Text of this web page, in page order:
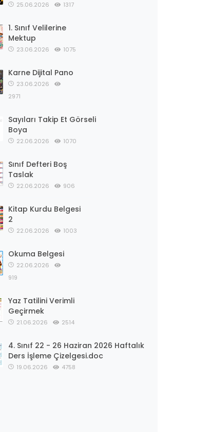
25.06.2026 1317
1. Sınıf Velilerine
Mektup
23.06.2026 1075
Karne Dijital Pano
23.06.2026
2971
Sayıları Takip Et Görseli
Boya
22.06.2026 1070
Sınıf Defteri Boş
Taslak
22.06.2026 906
Kitap Kurdu Belgesi
2
22.06.2026 1003
Okuma Belgesi
22.06.2026
919
Yaz Tatilini Verimli
Geçirmek
21.06.2026 2514
4. Sınıf 22 - 26 Haziran 2026 Haftalık
Ders İşleme Çizelgesi.doc
19.06.2026 4758